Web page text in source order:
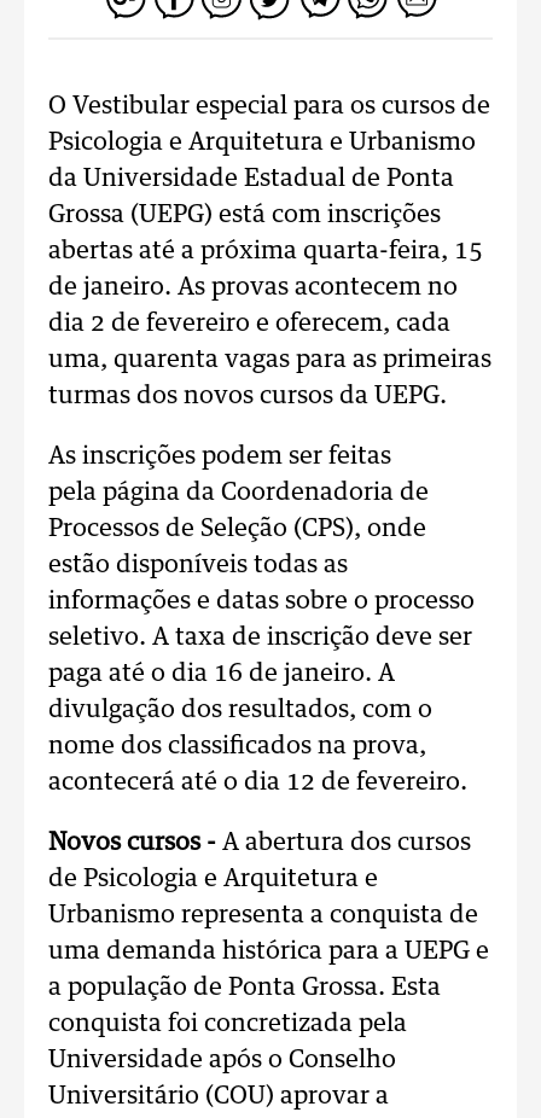
O Vestibular especial para os cursos de
Psicologia e Arquitetura e Urbanismo
da Universidade Estadual de Ponta
Grossa (UEPG) está com inscrições
abertas até a próxima quarta-feira, 15
de janeiro. As provas acontecem no
dia 2 de fevereiro e oferecem, cada
uma, quarenta vagas para as primeiras
turmas dos novos cursos da UEPG.
As inscrições podem ser feitas
pela página da Coordenadoria de
Processos de Seleção (CPS), onde
estão disponíveis todas as
informações e datas sobre o processo
seletivo. A taxa de inscrição deve ser
paga até o dia 16 de janeiro. A
divulgação dos resultados, com o
nome dos classificados na prova,
acontecerá até o dia 12 de fevereiro.
Novos cursos - A abertura dos cursos
de Psicologia e Arquitetura e
Urbanismo representa a conquista de
uma demanda histórica para a UEPG e
a população de Ponta Grossa. Esta
conquista foi concretizada pela
Universidade após o Conselho
Universitário (COU) aprovar a